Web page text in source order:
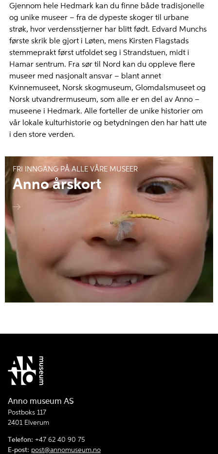
Gjennom hele Hedmark kan du finne både tradisjonelle
og unike museer – fra de dypeste skoger til urbane
strøk, hvor verdensstjerner har blitt født. Edvard Munchs
første skrik ble gjort i Løten, mens Kirsten Flagstads
stemmeprakt først utfoldet seg i Strandstuen, midt i
Hamar sentrum. Fra sør til Nord kan du oppleve flere
museer med nasjonalt ansvar – blant annet
Kvinnemuseet, Norsk skogmuseum, Glomdalsmuseet og
Norsk utvandrermuseum, som alle er en del av Anno –
museene i Hedmark. Alle forteller de unike historier om
vår lokale kulturhistorie og betydningen den har hatt ute
i den store verden.
FRI INNGANG PÅ ALLE VÅRE MUSEER
Anno årskort
Anno museum AS
Postboks 117
2401 Elverum
Telefon: +47 62 40 90 75
E-post: post@annomuseum.no